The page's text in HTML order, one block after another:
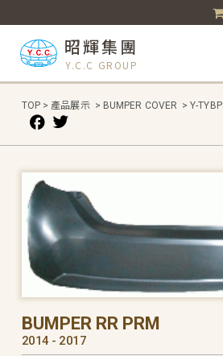
昭輝集團
Y.C.C GROUP
TOP > 產品展示 > BUMPER COVER > Y-
BUMPER RR PRM
2014 - 2017